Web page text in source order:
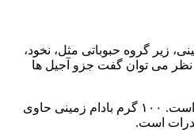
زیر گروه حبوباتی مثل، نخود،
نظر می توان گفت جزو آجیل ها
بادام زمینی، منبع خوب انرژی است. ۱۰۰ گرم بادام زمینی حاوی